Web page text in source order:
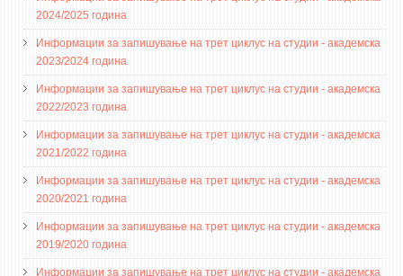
ENERGET
AIR QUALITY MODELLING
ИНФОРМАЦИИ ОД ЈАВЕН КАРАКТЕР
ЗАВРШНИ СМЕТКИ
ТЕЛЕФОНСКИ ИМЕНИК
ALUMNI MFS
2024/2025 година
Информации за запишување на трет циклус на студии - академска
2023/2024 година
Информации за запишување на трет циклус на студии - академска
2022/2023 година
Информации за запишување на трет циклус на студии - академска
2021/2022 година
Информации за запишување на трет циклус на студии - академска
2020/2021 година
Информации за запишување на трет циклус на студии - академска
2019/2020 година
Информации за запишување на трет циклус на студии - академска